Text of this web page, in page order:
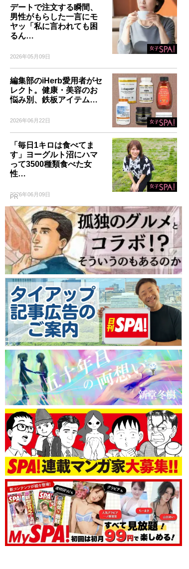
デートで注文する瞬間、
男性がもらした一言にモ
ヤッ「私に言われても困
るん…
2026年05月09日
編集部のiHerb愛用者がセ
レクト。健康・美容のお
悩み別、鉄板アイテム…
2026年06月22日
「毎日1キロは食べてま
す」ヨーグルト沼にハマ
って3500種類食べた女
性…
2026年06月09日
PR